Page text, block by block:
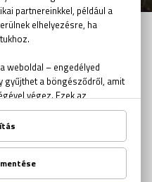
THE ROOM?
hanem
mi is szívesen
is fanatikus játékosok
rabjai. Olyan játékokat
és tapasztalatunk